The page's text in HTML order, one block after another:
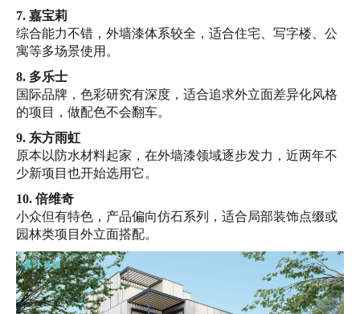
7. 嘉宝莉
综合能力不错，外墙漆体系较全，适合住宅、写字楼、公
寓等多场景使用。
8. 多乐士
国际品牌，色彩研究有深度，适合追求外立面差异化风格
的项目，做配色不会翻车。
9. 东方雨虹
原本以防水材料起家，在外墙漆领域逐步发力，近两年不
少新项目也开始选用它。
10. 倍维奇
小众但有特色，产品偏向仿石系列，适合局部装饰点缀或
园林类项目外立面搭配。